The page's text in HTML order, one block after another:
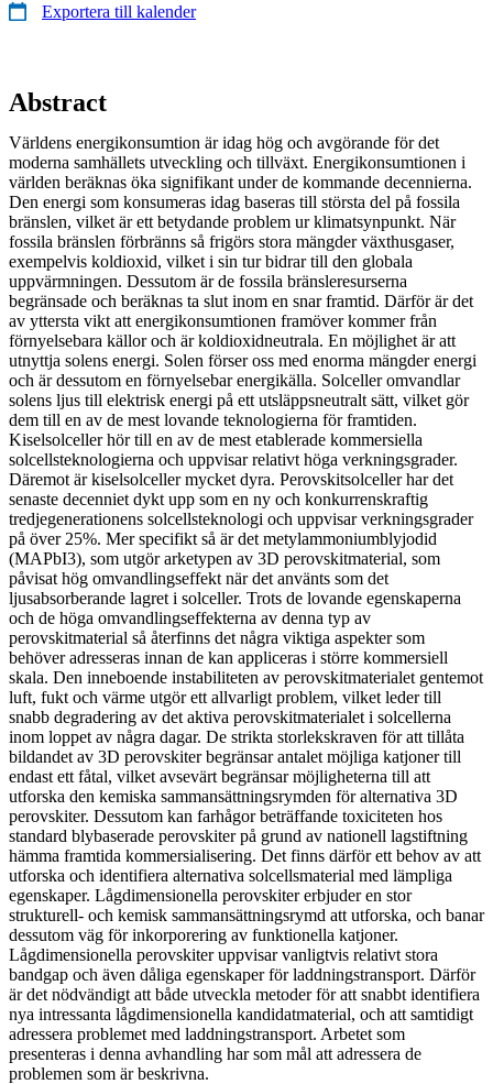
Exportera till kalender
Abstract
Världens energikonsumtion är idag hög och avgörande för det
moderna samhällets utveckling och tillväxt. Energikonsumtionen i
världen beräknas öka signifikant under de kommande decennierna.
Den energi som konsumeras idag baseras till största del på fossila
bränslen, vilket är ett betydande problem ur klimatsynpunkt. När
fossila bränslen förbränns så frigörs stora mängder växthusgaser,
exempelvis koldioxid, vilket i sin tur bidrar till den globala
uppvärmningen. Dessutom är de fossila bränsleresurserna
begränsade och beräknas ta slut inom en snar framtid. Därför är det
av yttersta vikt att energikonsumtionen framöver kommer från
förnyelsebara källor och är koldioxidneutrala. En möjlighet är att
utnyttja solens energi. Solen förser oss med enorma mängder energi
och är dessutom en förnyelsebar energikälla. Solceller omvandlar
solens ljus till elektrisk energi på ett utsläppsneutralt sätt, vilket gör
dem till en av de mest lovande teknologierna för framtiden.
Kiselsolceller hör till en av de mest etablerade kommersiella
solcellsteknologierna och uppvisar relativt höga verkningsgrader.
Däremot är kiselsolceller mycket dyra. Perovskitsolceller har det
senaste decenniet dykt upp som en ny och konkurrenskraftig
tredjegenerationens solcellsteknologi och uppvisar verkningsgrader
på över 25%. Mer specifikt så är det metylammoniumblyjodid
(MAPbI3), som utgör arketypen av 3D perovskitmaterial, som
påvisat hög omvandlingseffekt när det använts som det
ljusabsorberande lagret i solceller. Trots de lovande egenskaperna
och de höga omvandlingseffekterna av denna typ av
perovskitmaterial så återfinns det några viktiga aspekter som
behöver adresseras innan de kan appliceras i större kommersiell
skala. Den inneboende instabiliteten av perovskitmaterialet gentemot
luft, fukt och värme utgör ett allvarligt problem, vilket leder till
snabb degradering av det aktiva perovskitmaterialet i solcellerna
inom loppet av några dagar. De strikta storlekskraven för att tillåta
bildandet av 3D perovskiter begränsar antalet möjliga katjoner till
endast ett fåtal, vilket avsevärt begränsar möjligheterna till att
utforska den kemiska sammansättningsrymden för alternativa 3D
perovskiter. Dessutom kan farhågor beträffande toxiciteten hos
standard blybaserade perovskiter på grund av nationell lagstiftning
hämma framtida kommersialisering. Det finns därför ett behov av att
utforska och identifiera alternativa solcellsmaterial med lämpliga
egenskaper. Lågdimensionella perovskiter erbjuder en stor
strukturell- och kemisk sammansättningsrymd att utforska, och banar
dessutom väg för inkorporering av funktionella katjoner.
Lågdimensionella perovskiter uppvisar vanligtvis relativt stora
bandgap och även dåliga egenskaper för laddningstransport. Därför
är det nödvändigt att både utveckla metoder för att snabbt identifiera
nya intressanta lågdimensionella kandidatmaterial, och att samtidigt
adressera problemet med laddningstransport. Arbetet som
presenteras i denna avhandling har som mål att adressera de
problemen som är beskrivna.